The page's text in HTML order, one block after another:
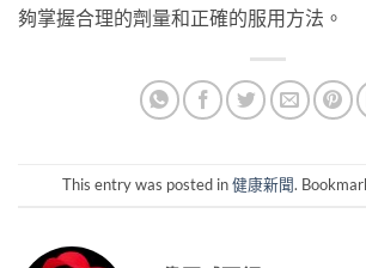
夠掌握合理的劑量和正確的服用方法。
This entry was posted in健康新聞.